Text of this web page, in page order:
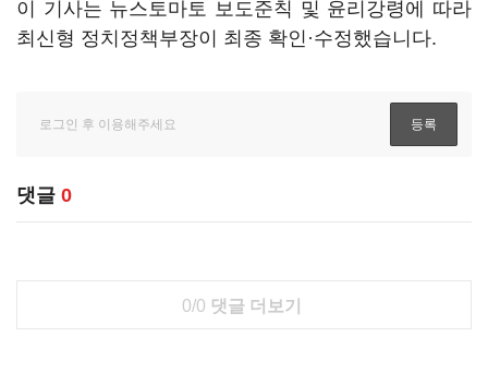
이 기사는 뉴스토마토 보도준칙 및 윤리강령에 따라
최신형 정치정책부장이 최종 확인·수정했습니다.
댓글 0
0/0 댓글 더보기